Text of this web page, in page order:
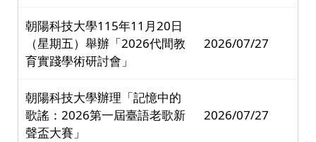
朝陽科技大學115年11月20日
（星期五）舉辦「2026代間教
育實踐學術研討會」
2026/07/27
朝陽科技大學辦理「記憶中的
歌謠：2026第一屆臺語老歌新
聲盃大賽」
2026/07/27